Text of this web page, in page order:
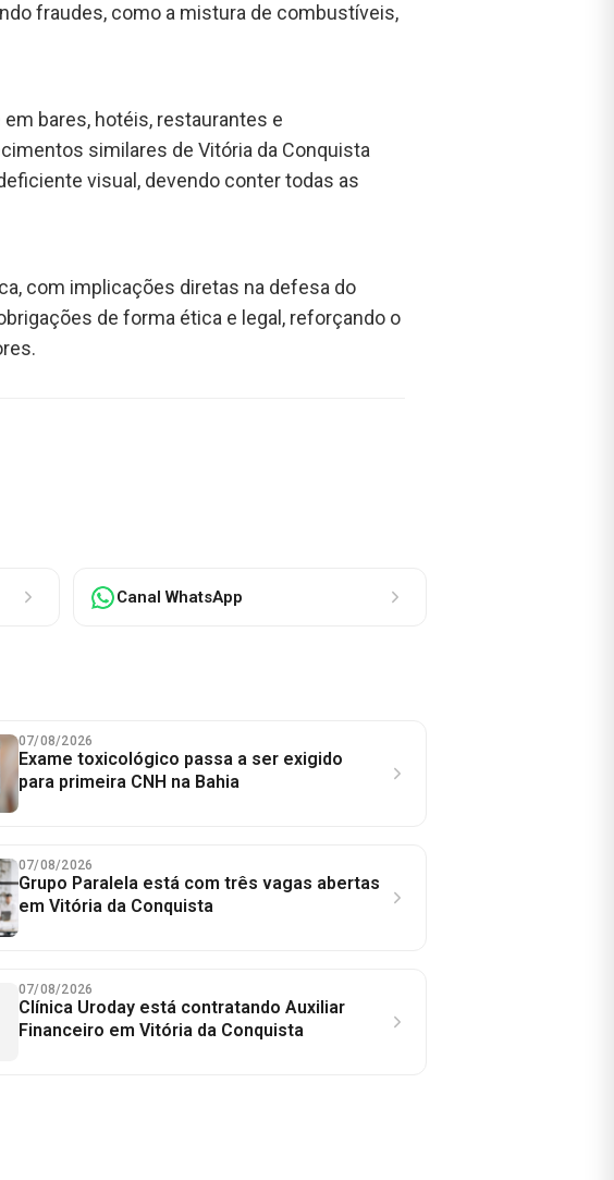
fraudes, como a mistura de combustíveis,
bares, hotéis, restaurantes e
similares de Vitória da Conquista
visual, devendo conter todas as
com implicações diretas na defesa do
de forma ética e legal, reforçando o
Canal WhatsApp
07/08/2026
Exame toxicológico passa a ser exigido
para primeira CNH na Bahia
07/08/2026
Grupo Paralela está com três vagas abertas
em Vitória da Conquista
07/08/2026
Clínica Uroday está contratando Auxiliar
Financeiro em Vitória da Conquista